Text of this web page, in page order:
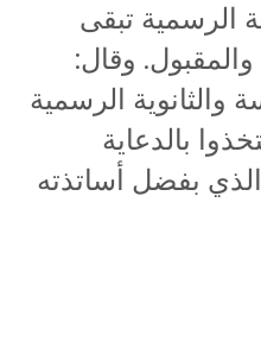
الرسمية تبقى
وقال:
والثانوية الرسمية
بالدعاية
بفضل أساتذته